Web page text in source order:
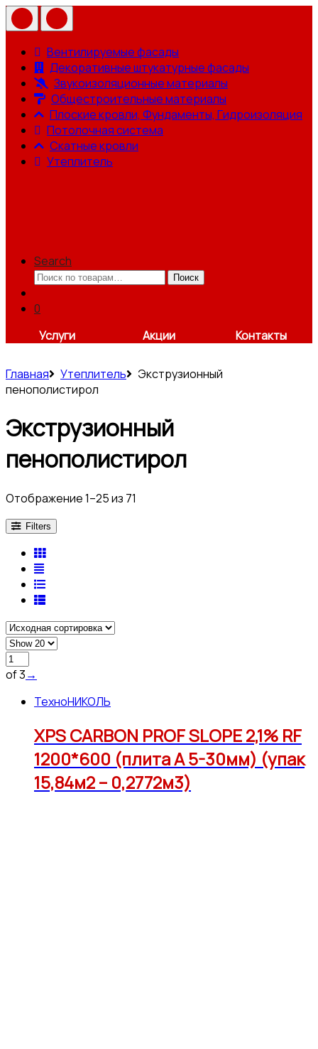
Вентилируемые фасады
Декоративные штукатурные фасады
Звукоизоляционные материалы
Общестроительные материалы
Плоские кровли, Фундаменты, Гидроизоляция
Потолочная система
Скатные кровли
Утеплитель
Search
Искать:
Поиск
0
Услуги
Акции Контакты
Главная Утеплитель
Экструзионный
пенополистирол
Экструзионный
пенополистирол
Отображение 1–25 из 71
Filters
of 3→
ТехноНИКОЛЬ
XPS CARBON PROF SLOPE 2,1% RF
1200*600 (плита А 5-30мм) (упак
15,84м2 – 0,2772м3)